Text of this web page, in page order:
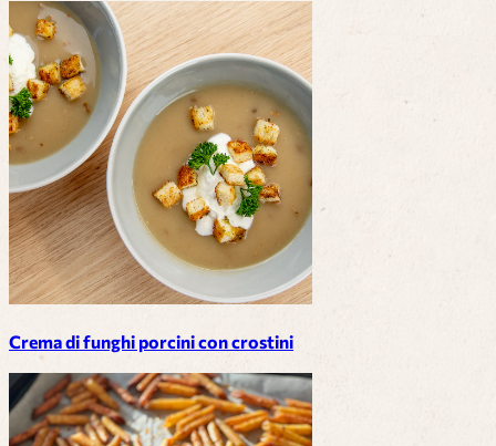
Crema di funghi porcini con crostini